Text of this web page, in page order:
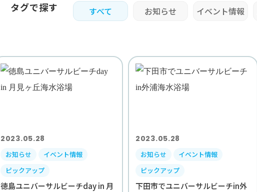
タグで探す すべて お知らせ イベント情報
2023.05.28
お知らせ
イベント情報
ピックアップ
徳島ユニバーサルビーチday in 月
2023.05.28
お知らせ
イベント情報
ピックアップ
下田市でユニバーサルビーチin外